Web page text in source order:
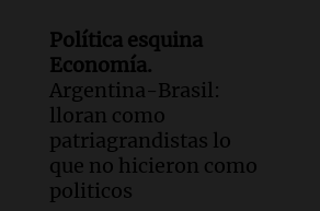
enfrenta fuertes vientos
diversas actividades locales,
for Lawyer Diego
Política esquina
Economía.
Argentina-Brasil:
lloran como
patriagrandistas lo
que no hicieron como
politicos